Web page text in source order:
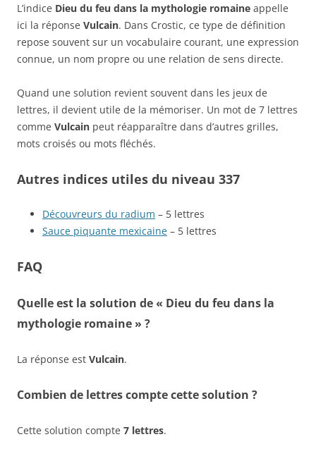
L’indice Dieu du feu dans la mythologie romaine appelle
ici la réponse Vulcain. Dans Crostic, ce type de définition
repose souvent sur un vocabulaire courant, une expression
connue, un nom propre ou une relation de sens directe.
Quand une solution revient souvent dans les jeux de
lettres, il devient utile de la mémoriser. Un mot de 7 lettres
comme Vulcain peut réapparaître dans d’autres grilles,
mots croisés ou mots fléchés.
Autres indices utiles du niveau 337
Découvreurs du radium – 5 lettres
Sauce piquante mexicaine – 5 lettres
FAQ
Quelle est la solution de « Dieu du feu dans la
mythologie romaine » ?
La réponse est Vulcain.
Combien de lettres compte cette solution ?
Cette solution compte 7 lettres.